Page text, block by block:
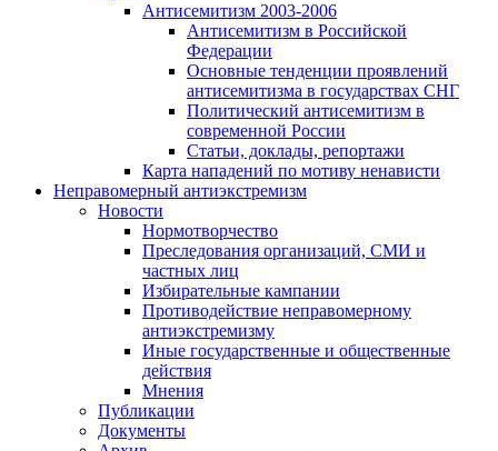
Антисемитизм 2003-2006
Антисемитизм в Российской
Федерации
Основные тенденции проявлений
антисемитизма в государствах СНГ
Политический антисемитизм в
современной России
Статьи, доклады, репортажи
Карта нападений по мотиву ненависти
Неправомерный антиэкстремизм
Новости
Нормотворчество
Преследования организаций, СМИ и
частных лиц
Избирательные кампании
Противодействие неправомерному
антиэкстремизму
Иные государственные и общественные
действия
Мнения
Публикации
Документы